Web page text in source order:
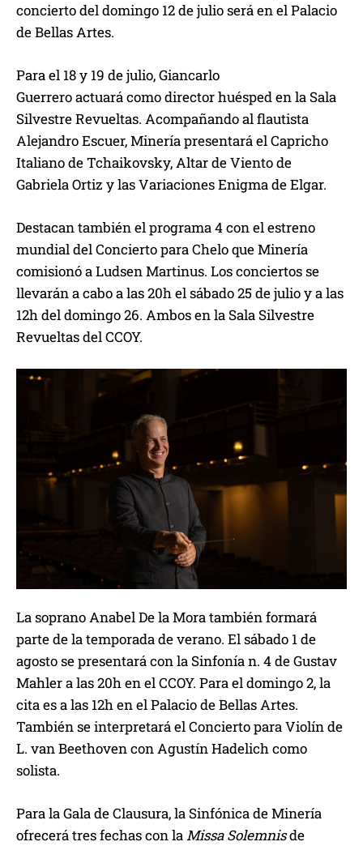
concierto del domingo 12 de julio será en el Palacio
de Bellas Artes.
Para el 18 y 19 de julio, Giancarlo
Guerrero actuará como director huésped en la Sala
Silvestre Revueltas. Acompañando al flautista
Alejandro Escuer, Minería presentará el Capricho
Italiano de Tchaikovsky, Altar de Viento de
Gabriela Ortiz y las Variaciones Enigma de Elgar.
Destacan también el programa 4 con el estreno
mundial del Concierto para Chelo que Minería
comisionó a Ludsen Martinus. Los conciertos se
llevarán a cabo a las 20h el sábado 25 de julio y a las
12h del domingo 26. Ambos en la Sala Silvestre
Revueltas del CCOY.
La soprano Anabel De la Mora también formará
parte de la temporada de verano. El sábado 1 de
agosto se presentará con la Sinfonía n. 4 de Gustav
Mahler a las 20h en el CCOY. Para el domingo 2, la
cita es a las 12h en el Palacio de Bellas Artes.
También se interpretará el Concierto para Violín de
L. van Beethoven con Agustín Hadelich como
solista.
Para la Gala de Clausura, la Sinfónica de Minería
ofrecerá tres fechas con laMissa Solemnisde